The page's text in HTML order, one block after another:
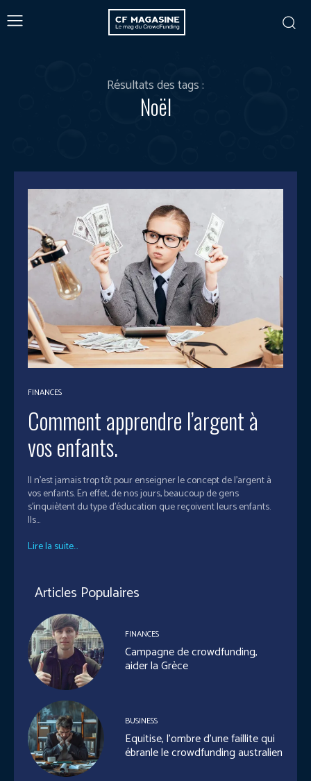
Résultats des tags :
Noël
FINANCES
Comment apprendre l’argent à
vos enfants.
Il n’est jamais trop tôt pour enseigner le concept de l'argent à
vos enfants. En effet, de nos jours, beaucoup de gens
s'inquiètent du type d'éducation que reçoivent leurs enfants.
Ils...
Lire la suite...
Articles Populaires
FINANCES
Campagne de crowdfunding,
aider la Grèce
BUSINESS
Equitise, l’ombre d’une faillite qui
ébranle le crowdfunding australien